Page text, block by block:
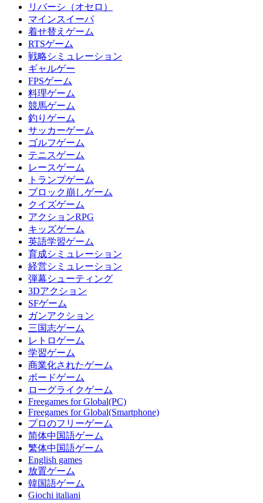
リバーシ（オセロ）
マインスイーパ
着せ替えゲーム
RTSゲーム
戦略シミュレーション
ギャルゲー
FPSゲーム
料理ゲーム
競馬ゲーム
釣りゲーム
サッカーゲーム
ゴルフゲーム
テニスゲーム
レースゲーム
トランプゲーム
ブロック崩しゲーム
クイズゲーム
アクションRPG
キッズゲーム
英語学習ゲーム
育成シミュレーション
経営シミュレーション
弾幕シューティング
3Dアクション
SFゲーム
ガンアクション
三国志ゲーム
レトロゲーム
学習ゲーム
商業化されたゲーム
ボードゲーム
ローグライクゲーム
Freegames for Global(PC)
Freegames for Global(Smartphone)
プロのフリーゲーム
简体中国語ゲーム
繁体中国語ゲーム
English games
放置ゲーム
韓国語ゲーム
Giochi italiani